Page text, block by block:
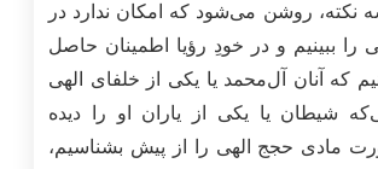
نکته، روشن می‌شود که امکان ندارد در
را ببینیم و در خودِ رؤیا اطمینان حاصل
که آنان آل‌محمد یا یکی از خلفای الهی
شیطان یا یکی از یاران او را دیده
مادی حجج الهی را از پیش بشناسیم،